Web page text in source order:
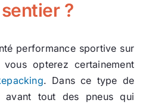
?
performance sportive sur
opterez certainement
. Dans ce type de
avant tout des pneus qui